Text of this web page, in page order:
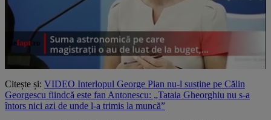
Citește și: VIDEO Interlopul George Pian nu-l susține pe Călin
Georgescu fiindcă este fan Antonescu: „Tataia Gheorghiu nu s-a
întors nici azi de unde l-a trimis la muncă”